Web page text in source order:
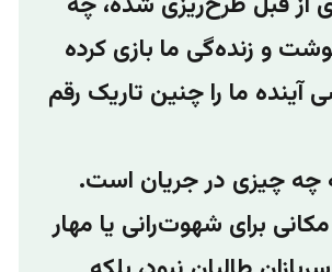
و زند‌ه‌گی ما بازی کرده
آینده ما را چنین تاریک رقم
چه چیزی در جریان است.
برای شهوت‌رانی یا مهار